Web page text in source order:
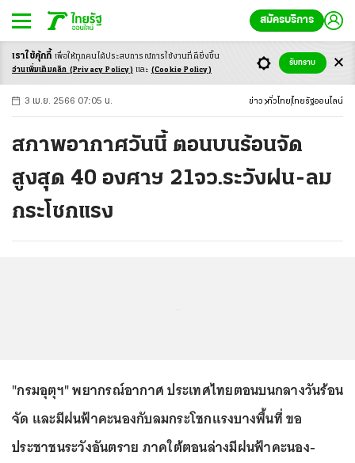
สมัครบริการ
-ก ก ก+
3 เม.ย. 2566 07:05 น. ข่าว ทั่วไทย ไทยรัฐออนไลน์
สภาพอากาศวันนี้ ตอนบนร้อนจัด
สูงสุด 40 องศาฯ 21จว.ระวังฝน-ลม
กระโชกแรง
"กรมอุตุฯ" พยากรณ์อากาศ ประเทศไทยตอนบนกลางวันร้อน
จัด และมีฝนฟ้าคะนองกับลมกระโชกแรงบางพื้นที่ ขอ
ประชาชนระวังอันตราย ภาคใต้ตอนล่างมีฝนฟ้าคะนอง-
เราใช้คุ้กกี้ เพื่อให้ทุกคนได้ประสบการณ์การใช้งานที่ดียิ่งขึ้น
อ่านเพิ่มเติมคลิก (Privacy Policy) และ (Cookie Policy)
รับทราบ